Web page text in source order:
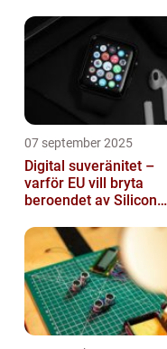
07 september 2025
Digital suveränitet –
varför EU vill bryta
beroendet av Silicon